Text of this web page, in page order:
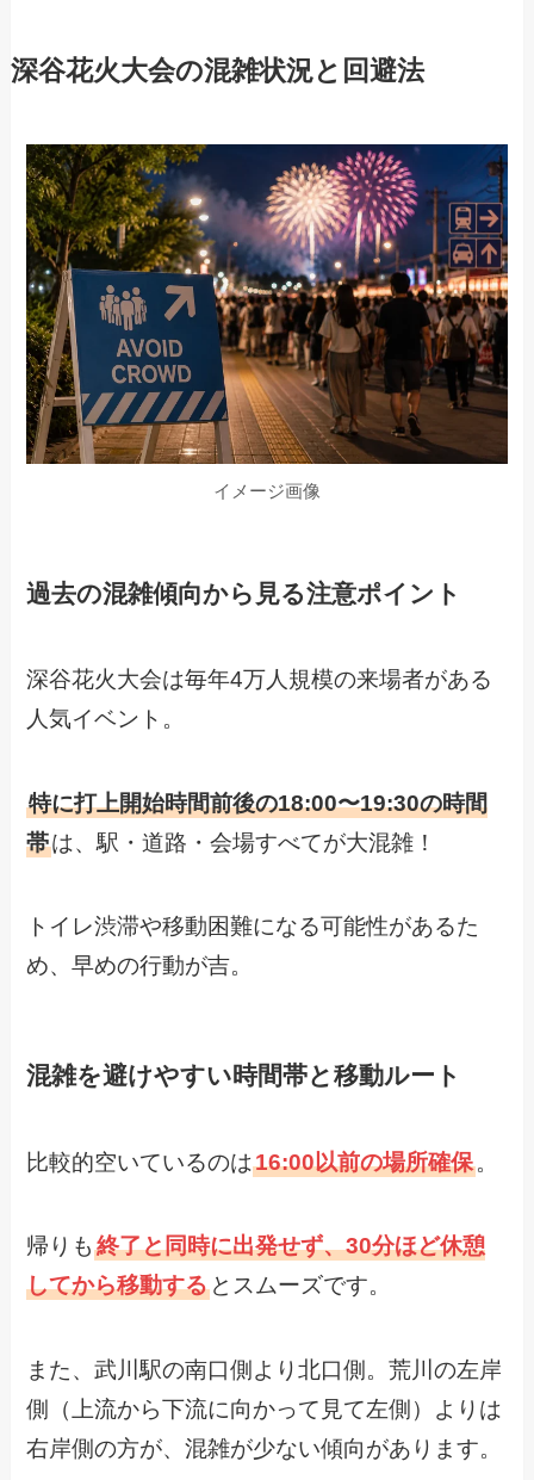
深谷花火大会の混雑状況と回避法
イメージ画像
過去の混雑傾向から見る注意ポイント
深谷花火大会は毎年4万人規模の来場者がある
人気イベント。
特に打上開始時間前後の18:00〜19:30の時間
帯は、駅・道路・会場すべてが大混雑！
トイレ渋滞や移動困難になる可能性があるた
め、早めの行動が吉。
混雑を避けやすい時間帯と移動ルート
比較的空いているのは16:00以前の場所確保。
帰りも終了と同時に出発せず、30分ほど休憩
してから移動する とスムーズです。
また、武川駅の南口側より北口側。荒川の左岸
側（上流から下流に向かって見て左側）よりは
右岸側の方が、混雑が少ない傾向があります。